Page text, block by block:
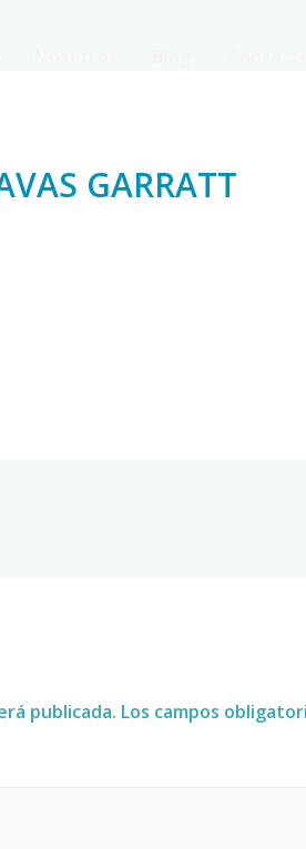
GARRATT
publicada. Los campos